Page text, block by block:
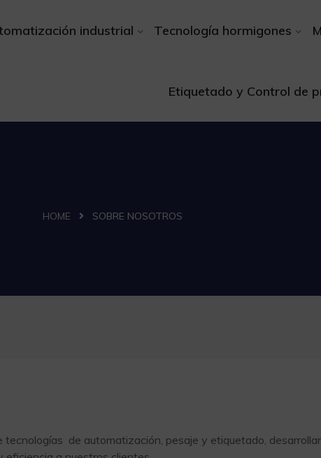
industrial Tecnología hormigones
Etiquetado y Control de
HOME SOBRE NOSOTROS
de automatización, pesaje y etiquetado,